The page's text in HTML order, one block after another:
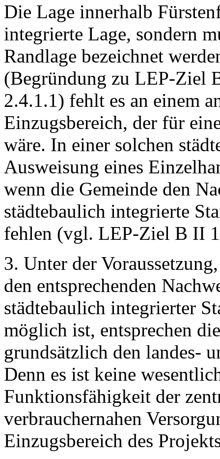
Die Lage innerhalb
integrierte Lage, sondern
Randlage bezeichnet
(Begründung zu LEP-Ziel
2.4.1.1) fehlt es an einem
Einzugsbereich, der für
wäre. In einer solchen
Ausweisung eines
wenn die Gemeinde den
städtebaulich integrierte
fehlen (vgl. LEP-Ziel B II
3. Unter der
den entsprechenden
städtebaulich integrierter
möglich ist, entsprechen
grundsätzlich den landes-
Denn es ist keine
Funktionsfähigkeit der
verbrauchernahen
Einzugsbereich des